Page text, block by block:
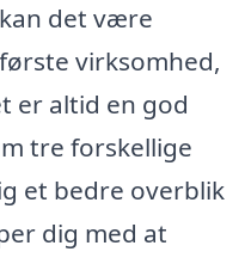
det være
virksomhed,
er altid en god
tre forskellige
et bedre overblik
dig med at